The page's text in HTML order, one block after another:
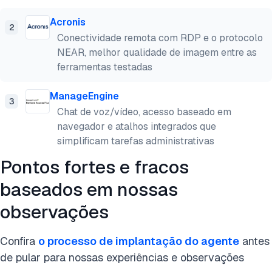
2
Acronis
Conectividade remota com RDP e o protocolo
NEAR, melhor qualidade de imagem entre as
ferramentas testadas
3
ManageEngine
Chat de voz/vídeo, acesso baseado em
navegador e atalhos integrados que
simplificam tarefas administrativas
​​Pontos fortes e fracos
baseados em nossas
observações
Confira o processo de implantação do agente antes
de pular para nossas experiências e observações